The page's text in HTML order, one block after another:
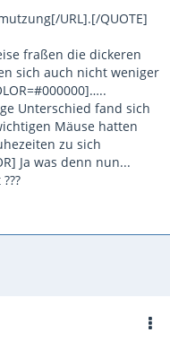
URL].[/QUOTE]
fraßen die dickeren
sich auch nicht weniger
Unterschied fand sich
Mäuse hatten
zu sich
Ja was denn nun...